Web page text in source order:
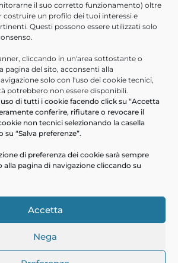
il suo corretto funzionamento) oltre
costruire un profilo dei tuoi interessi e
Questi possono essere utilizzati solo
cliccando in un'area sottostante o
pagina del sito, acconsenti alla
solo con l'uso dei cookie tecnici,
potrebbero non essere disponibili.
di tutti i cookie facendo click su “Accetta
conferire, rifiutare o revocare il
non tecnici selezionando la casella
“Salva preferenze”.
di preferenza dei cookie sarà sempre
pagina di navigazione cliccando su
Accetta
Nega
con esperienza, o un neolaureato,
giusta per te.
© 2020 Consoft Informatica – Sede Legale Via